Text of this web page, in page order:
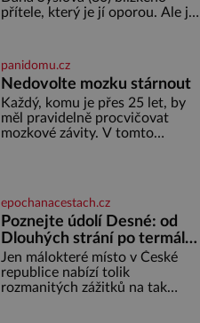
miminka měl působit především
přítele, který je jí oporou. Ale je
častěji mluví o svém odchodu.
Dohnala ji snad samota? Půs
panidomu.cz
Nedovolte mozku stárnout
Každý, komu je přes 25 let, by
měl pravidelně procvičovat
mozkové závity. V tomto
marně v paměti lovíte název
knížky, kterou jste nedávno
přečetli. Je to opravdu tak, s
věkem jako kdyby se paměť
rozhodla stávkovat. Cvičte
epochanacestach.cz
Poznejte údolí Desné: od
Dlouhých strání po termální
prameny
Jen málokteré místo v České
republice nabízí tolik
rozmanitých zážitků na tak